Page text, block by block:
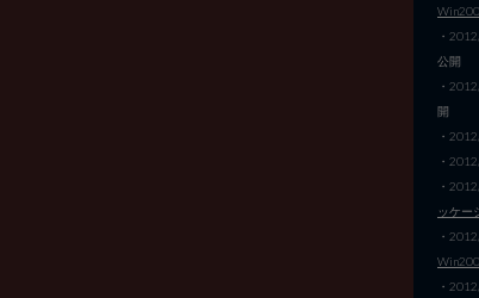
・
公開
・
開
・
・
・
ッケー
・
・